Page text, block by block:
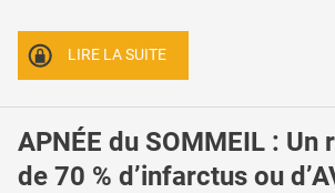
LIRE LA SUITE
APNÉE du SOMMEIL : Un
de 70 % d’infarctus ou